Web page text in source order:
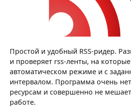
Простой и удобный RSS-ридер.
и проверяет rss-ленты, на
автоматическом режиме и с
интервалом. Программа очень
ресурсам и совершенно не
работе.